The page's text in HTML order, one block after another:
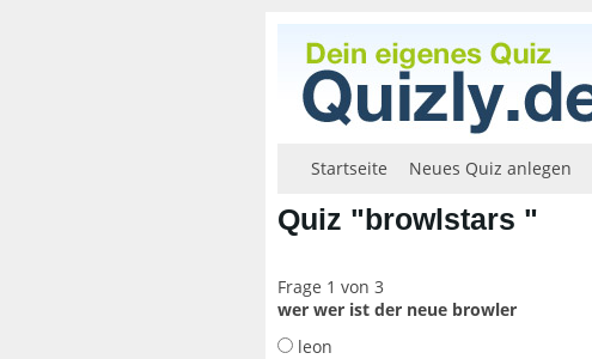
Startseite Neues Quiz anlegen
Quiz "browlstars "
Frage 1 von 3
wer wer ist der neue browler
leon